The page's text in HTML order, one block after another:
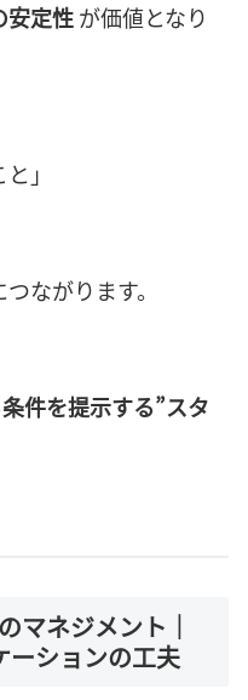
安定性が価値となり
」
ながります。
件を提示する”スタ
マネジメント｜
ーションの工夫